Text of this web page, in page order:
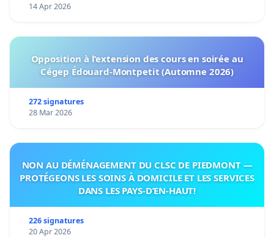
14 Apr 2026
Opposition à l’extension des cours en soirée au
Cégep Édouard-Montpetit (Automne 2026)
272 signatures
28 Mar 2026
NON AU DÉMÉNAGEMENT DU CLSC DE PIEDMONT —
PROTÉGEONS LES SOINS À DOMICILE ET LES SERVICES
DANS LES PAYS-D’EN-HAUT!
226 signatures
20 Apr 2026